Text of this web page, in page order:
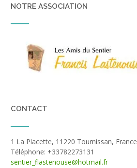
NOTRE ASSOCIATION
CONTACT
1 La Placette, 11220 Tournissan, France
Téléphone: +33782273131
sentier_flastenouse@hotmail.fr